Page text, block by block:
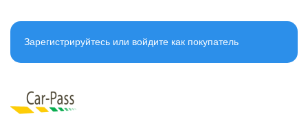
Зарегистрируйтесь или войдите как покупатель